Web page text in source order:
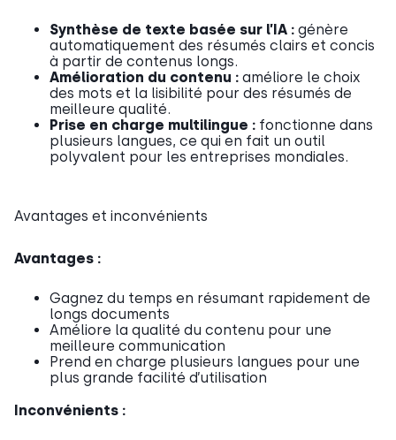
Synthèse de texte basée sur l’IA : génère
automatiquement des résumés clairs et concis
à partir de contenus longs.
Amélioration du contenu : améliore le choix
des mots et la lisibilité pour des résumés de
meilleure qualité.
Prise en charge multilingue : fonctionne dans
plusieurs langues, ce qui en fait un outil
polyvalent pour les entreprises mondiales.
Avantages et inconvénients
Avantages :
Gagnez du temps en résumant rapidement de
longs documents
Améliore la qualité du contenu pour une
meilleure communication
Prend en charge plusieurs langues pour une
plus grande facilité d’utilisation
Inconvénients :